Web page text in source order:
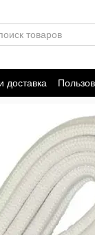
доставка